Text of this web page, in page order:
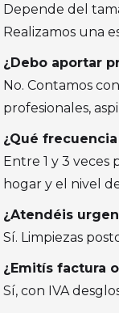
Depende del
Realizamos una
¿Debo aportar
No. Contamos
profesionales,
¿Qué
Entre 1 y 3 veces
hogar y el nivel
¿Atendéis
Sí. Limpiezas
¿Emitís factura
Sí, con IVA